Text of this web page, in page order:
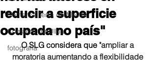
Comarca Terra de Melide
Comarca da Ulloa
fotografía
reducir a superficie
ocupada no país"
O SLG considera que "ampliar a
moratoria aumentando a flexibilidade